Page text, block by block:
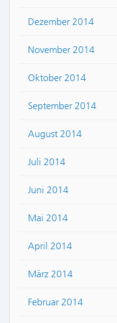
Dezember 2014
November 2014
Oktober 2014
September 2014
August 2014
Juli 2014
Juni 2014
Mai 2014
April 2014
März 2014
Februar 2014